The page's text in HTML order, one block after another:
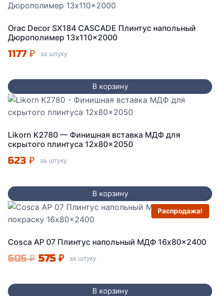
Orac Decor SX184 CASCADE Плинтус напольный
Дюрополимер 13x110x2000
1177 ₽ за штуку
В корзину
Likorn K2780 — Финишная вставка МДФ для
скрытого плинтуса 12x80x2050
623 ₽ за штуку
В корзину
Распродажа!
Cosca AP 07 Плинтус напольный МДФ 16x80x2400
605₽ Первоначальная
575 ₽Текущая
за штуку
В корзину